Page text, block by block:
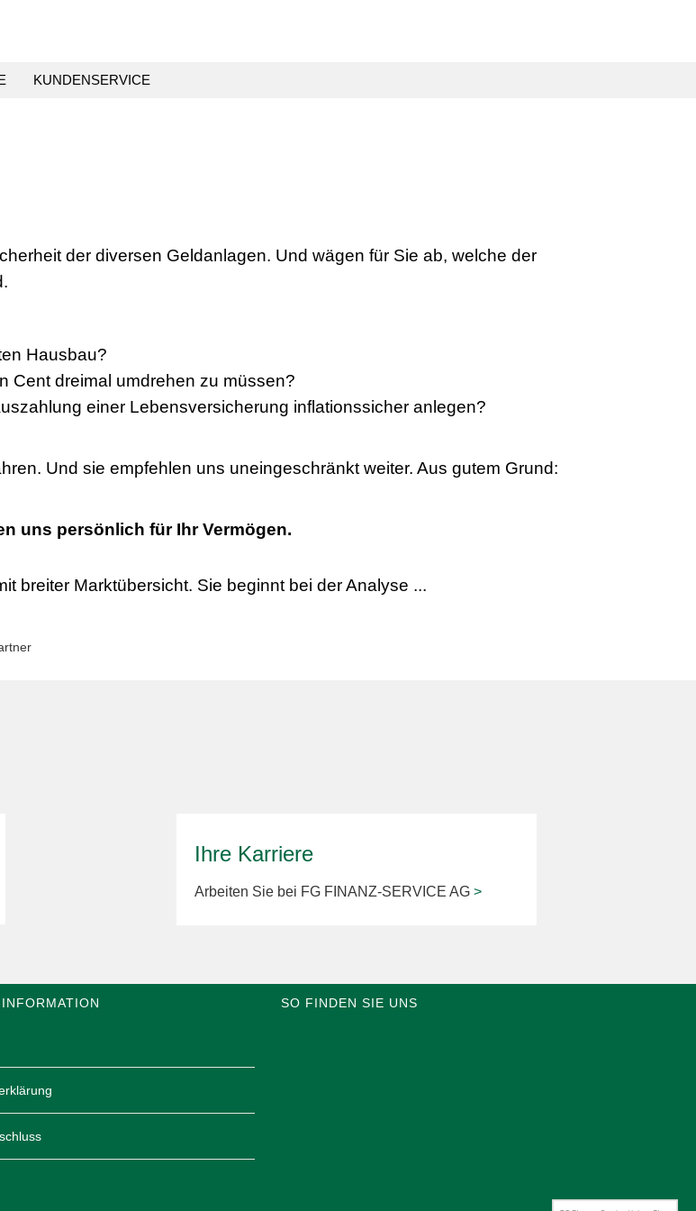
KUNDENSERVICE
der diversen Geldanlagen. Und wägen für Sie ab, welche der
Hausbau?
Cent dreimal umdrehen zu müssen?
einer Lebensversicherung inflationssicher anlegen?
Und sie empfehlen uns uneingeschränkt weiter. Aus gutem Grund:
uns persönlich für Ihr Vermögen.
breiter Marktübersicht. Sie beginnt bei der Analyse ...
Ihre Karriere
Arbeiten Sie bei FG FINANZ-SERVICE AG >
SO FINDEN SIE UNS